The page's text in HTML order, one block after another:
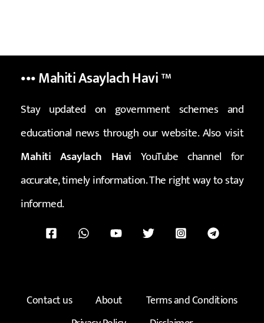
••• Mahiti Asaylach Havi™
Stay updated on government schemes and
educational news through our website. Also visit
Mahiti Asaylach Havi YouTube channel for
accurate, timely information. The right way to stay
informed.
Contact us About
Terms and Conditions